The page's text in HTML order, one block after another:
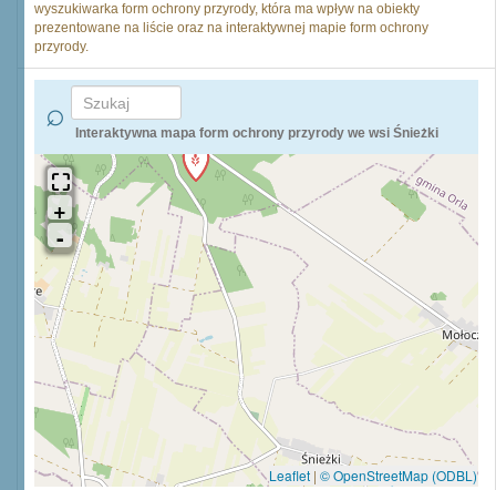
wyszukiwarka form ochrony przyrody, która ma wpływ na obiekty
prezentowane na liście oraz na interaktywnej mapie form ochrony
przyrody.
Interaktywna mapa form ochrony przyrody we wsi Śnieżki
Leaflet | © OpenStreetMap (ODBL)